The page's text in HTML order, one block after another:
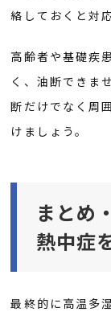
絡しておくと対
高齢者や基礎疾
く、油断できま
断だけでなく周
けましょう。
まとめ
熱中症
最終的に高温多